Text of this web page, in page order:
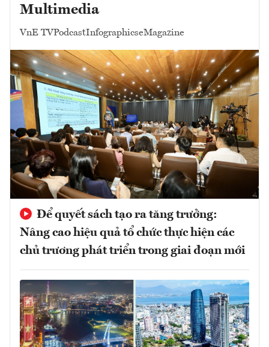
Multimedia
VnE TVPodcastInfographicseMagazine
Để quyết sách tạo ra tăng trưởng:
Nâng cao hiệu quả tổ chức thực hiện các
chủ trương phát triển trong giai đoạn mới